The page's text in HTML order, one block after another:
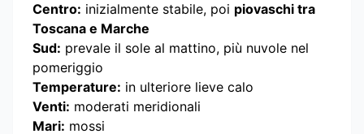
Centro: inizialmente stabile, poi piovaschi tra
Toscana e Marche
Sud: prevale il sole al mattino, più nuvole nel
pomeriggio
Temperature: in ulteriore lieve calo
Venti: moderati meridionali
Mari: mossi